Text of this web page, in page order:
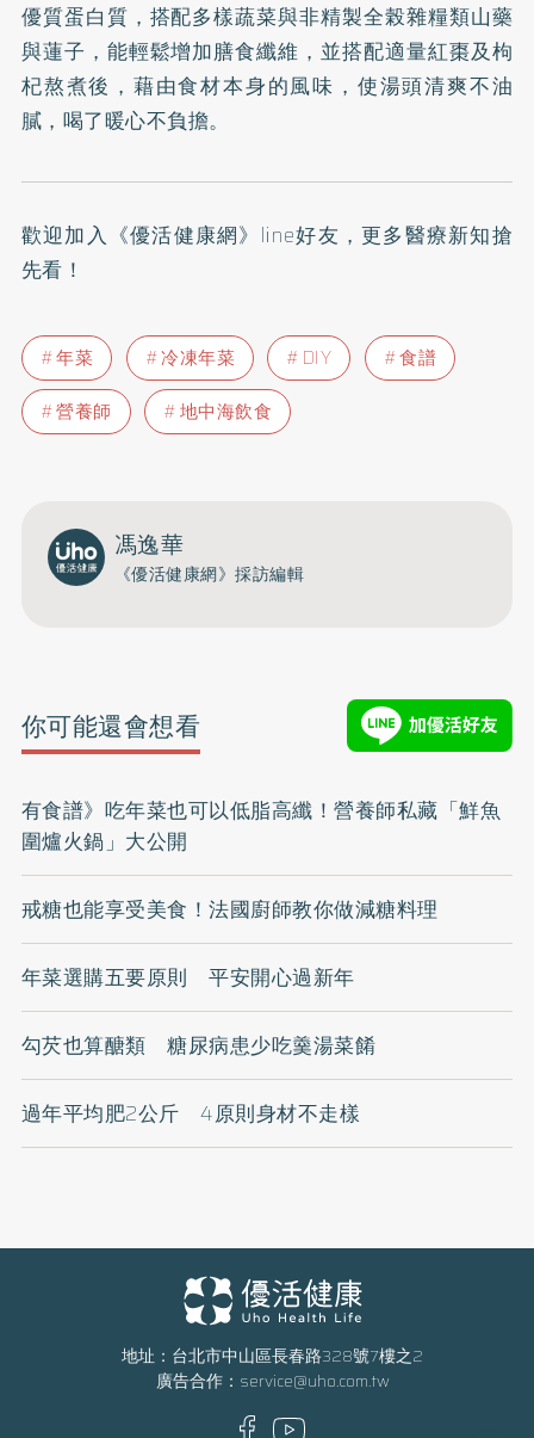
優質蛋白質，搭配多樣蔬菜與非精製全榖雜糧類山藥
與蓮子，能輕鬆增加膳食纖維，並搭配適量紅棗及枸
杞熬煮後，藉由食材本身的風味，使湯頭清爽不油
膩，喝了暖心不負擔。
歡迎加入 《優活健康網》line好友 ，更多醫療新知搶
先看！
年菜 冷凍年菜 DIY
食譜
營養師
地中海飲食
馮逸華
《優活健康網》採訪編輯
你可能還會想看
有食譜》吃年菜也可以低脂高纖！營養師私藏「鮮魚
圍爐火鍋」大公開
戒糖也能享受美食！法國廚師教你做減糖料理
年菜選購五要原則 平安開心過新年
勾芡也算醣類 糖尿病患少吃羹湯菜餚
過年平均肥2公斤 4原則身材不走樣
地址：台北市中山區長春路328號7樓之2
廣告合作： service@uho.com.tw